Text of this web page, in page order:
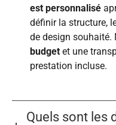
est personnalisé
définir la structure,
de design souhaité.
budget et une
prestation incluse.
Quels sont les